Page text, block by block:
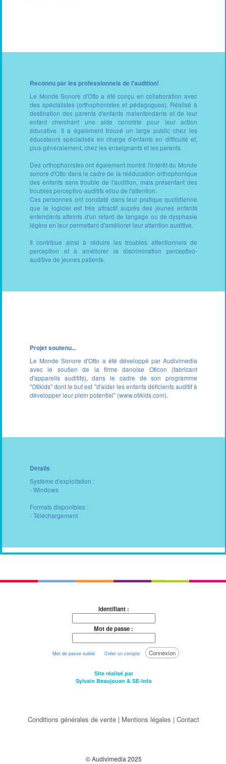
Reconnu par les professionnels de l'audition!
Le Monde Sonore d'Otto a été conçu en collaboration avec
des spécialistes (orthophonistes et pédagogues). Réalisé à
destination des parents d'enfants malentendants et de leur
enfant cherchant une aide concrète pour leur action
éducative. Il a également trouvé un large public chez les
éducateurs spécialisés en charge d'enfants en difficulté et,
plus généralement, chez les enseignants et les parents.
Des orthophonistes ont également montré l'intérêt du Monde
sonore d'Otto dans le cadre de la rééducation orthophonique
des enfants sans trouble de l'audition, mais présentant des
troubles perceptivo-auditifs et/ou de l'attention.
Ces personnes ont constaté dans leur pratique quotidienne
que le logiciel est très attractif auprès des jeunes enfants
entendants atteints d'un retard de langage ou de dysphasie
légère en leur permettant d'améliorer leur attention auditive.
Il contribue ainsi à réduire les troubles attentionnels de
perception et à améliorer la discrimination perceptivo-
auditive de jeunes patients.
Projet soutenu...
Le Monde Sonore d'Otto a été développé par Audivimedia
avec le soutien de la firme danoise Oticon (fabricant
d'appareils auditifs), dans le cadre de son programme
"Otikids" dont le but est "d'aider les enfants déficients auditif à
développer leur plein potentiel" (www.otikids.com).
Details
Système d'exploitation :
- Windows
Formats disponibles :
- Téléchargement
Identifiant :
Mot de passe :
Mot de passe oublié Créer un compte Connexion
Site réalisé par
Sylvain Beaujouan & SE-Info
Conditions générales de vente | Mentions légales | Contact
© Audivimedia 2025